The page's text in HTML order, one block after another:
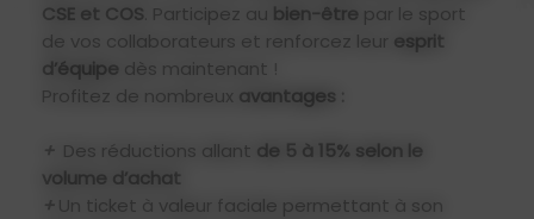
CSE et COS . Participez au bien-être par le sport
de vos collaborateurs et renforcez leur esprit
d’équipe dès maintenant !
Profitez de nombreux avantages :
+ Des réductions allant de 5 à 15% selon le
volume d’achat
+ Un ticket à valeur faciale permettant à son